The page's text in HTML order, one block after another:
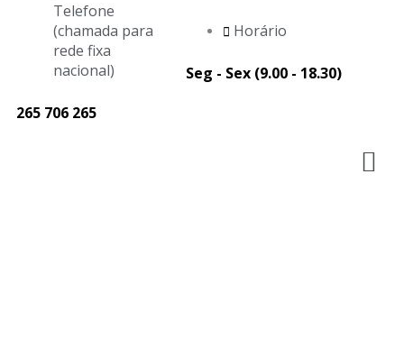
Telefone
(chamada para
rede fixa
nacional)
265 706 265
Horário
Seg - Sex (9.00 - 18.30)